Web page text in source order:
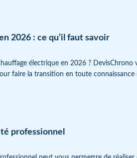
2026 : ce qu’il faut savoir
électrique en 2026 ?
faire la transition en toute
professionnel